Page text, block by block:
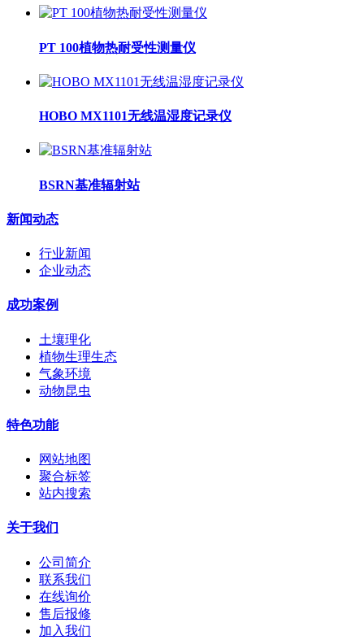
PT 100植物热耐受性测量仪
HOBO MX1101无线温湿度记录仪
BSRN基准辐射站
新闻动态
行业新闻
企业动态
成功案例
土壤理化
植物生理生态
气象环境
动物昆虫
特色功能
网站地图
聚合标签
站内搜索
关于我们
公司简介
联系我们
在线询价
售后报修
加入我们